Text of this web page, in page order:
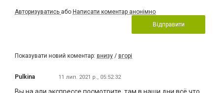
Авторизуватись або Написати коментар анонімно
Відправити
Показувати новий коментар: внизу / вгорі
Pulkina 11 лип. 2021 р., 05:52:32